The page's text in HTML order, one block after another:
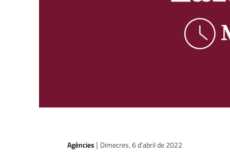
Agències | Dimecres, 6 d'abril de 2022